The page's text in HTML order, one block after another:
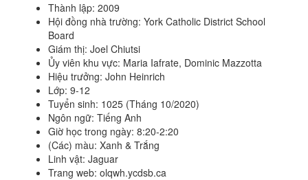
Thành lập: 2009
Hội đồng nhà trường: York Catholic District School
Board
Giám thị: Joel Chiutsi
Ủy viên khu vực: Maria Iafrate, Dominic Mazzotta
Hiệu trưởng: John Heinrich
Lớp: 9-12
Tuyển sinh: 1025 (Tháng 10/2020)
Ngôn ngữ: Tiếng Anh
Giờ học trong ngày: 8:20-2:20
(Các) màu: Xanh & Trắng
Linh vật: Jaguar
Trang web: olqwh.ycdsb.ca